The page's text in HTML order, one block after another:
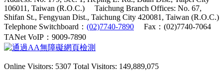
106011, Taiwan (R.O.C.)
Taichung Branch Offices: No. 67,
Shifan St., Fengyuan Dist., Taichung City 420081, Taiwan (R.O.C.)
Telephone Switchboard： (02)7740-7890
Fax：(02)7740-7064
TANet VoIP：9009-7890
Online Visitors: 5307 Total Visitors: 149,889,075